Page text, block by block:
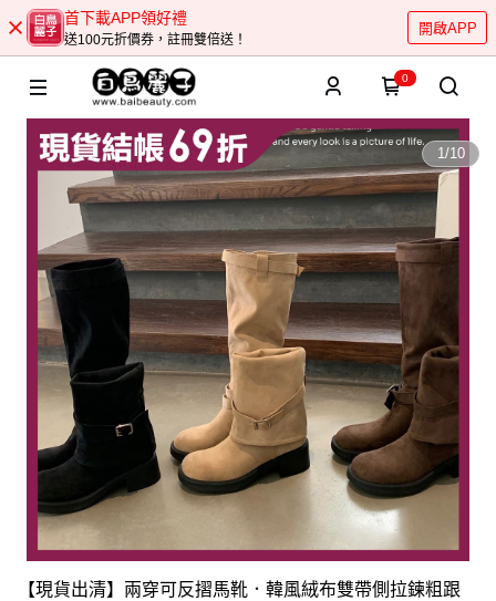
首下載APP領好禮
送100元折價券，註冊雙倍送！
開啟APP
0
1/10
【現貨出清】兩穿可反摺馬靴．韓風絨布雙帶側拉鍊粗跟